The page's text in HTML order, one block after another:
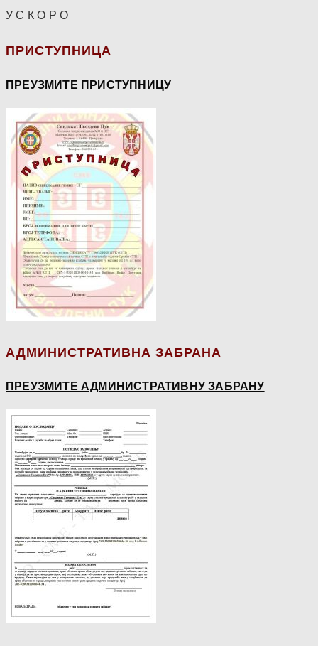
У С К О Р О
ПРИСТУПНИЦА
ПРЕУЗМИТЕ ПРИСТУПНИЦУ
АДМИНИСТРАТИВНА ЗАБРАНА
ПРЕУЗМИТЕ АДМИНИСТРАТИВНУ ЗАБРАНУ